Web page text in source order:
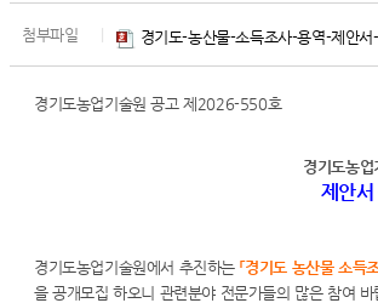
첨부파일 경기도-농산물-소득조사-용역-제안
경기도농업기술원 공고 제2026-550호
경기도농업
제안
경기도농업기술원에서 추진하는 「경기도 농산물 소득
을 공개모집 하오니 관련분야 전문가들의 많은 참여 바